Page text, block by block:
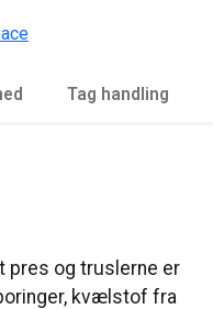
Tag handling
pres og truslerne er
kvælstof fra